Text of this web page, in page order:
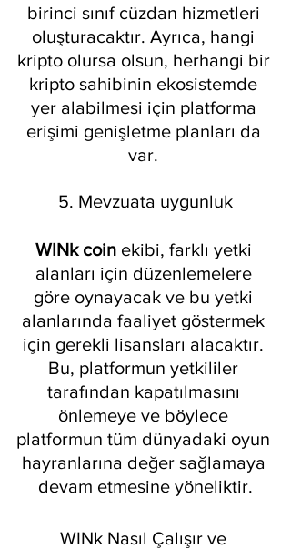
birinci sınıf cüzdan hizmetleri
oluşturacaktır. Ayrıca, hangi
kripto olursa olsun, herhangi bir
kripto sahibinin ekosistemde
yer alabilmesi için platforma
erişimi genişletme planları da
var.
5. Mevzuata uygunluk
WINk coin ekibi, farklı yetki
alanları için düzenlemelere
göre oynayacak ve bu yetki
alanlarında faaliyet göstermek
için gerekli lisansları alacaktır.
Bu, platformun yetkililer
tarafından kapatılmasını
önlemeye ve böylece
platformun tüm dünyadaki oyun
hayranlarına değer sağlamaya
devam etmesine yöneliktir.
WINk Nasıl Çalışır ve